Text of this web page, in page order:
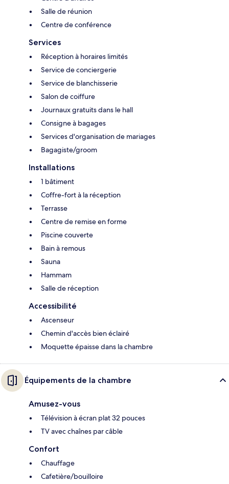
Salle de réunion
Centre de conférence
Services
Réception à horaires limités
Service de conciergerie
Service de blanchisserie
Salon de coiffure
Journaux gratuits dans le hall
Consigne à bagages
Services d'organisation de mariages
Bagagiste/groom
Installations
1 bâtiment
Coffre-fort à la réception
Terrasse
Centre de remise en forme
Piscine couverte
Bain à remous
Sauna
Hammam
Salle de réception
Accessibilité
Ascenseur
Chemin d'accès bien éclairé
Moquette épaisse dans la chambre
Équipements de la chambre
Amusez-vous
Télévision à écran plat 32 pouces
TV avec chaînes par câble
Confort
Chauffage
Cafetière/bouilloire